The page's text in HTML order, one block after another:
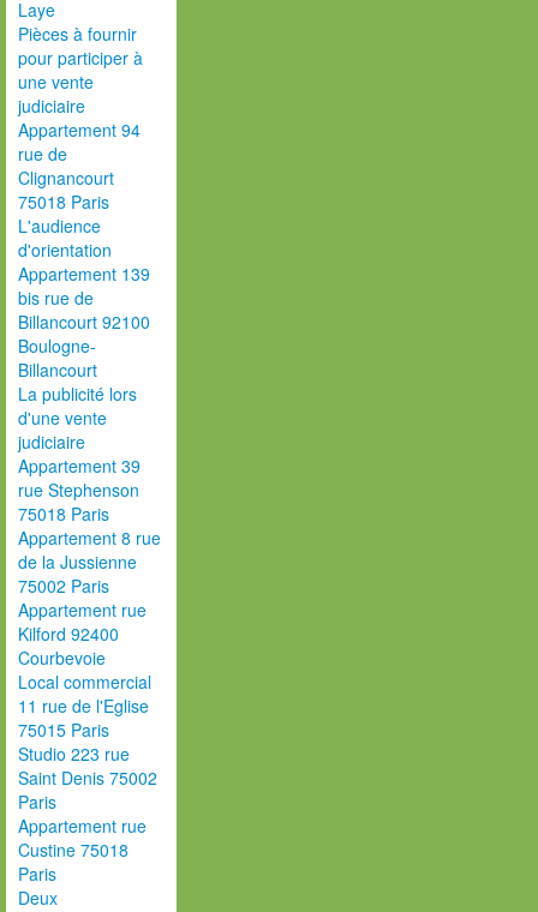
Laye
Pièces à fournir
pour participer à
une vente
judiciaire
Appartement 94
rue de
Clignancourt
75018 Paris
L'audience
d'orientation
Appartement 139
bis rue de
Billancourt 92100
Boulogne-
Billancourt
La publicité lors
d'une vente
judiciaire
Appartement 39
rue Stephenson
75018 Paris
Appartement 8 rue
de la Jussienne
75002 Paris
Appartement rue
Kilford 92400
Courbevoie
Local commercial
11 rue de l'Eglise
75015 Paris
Studio 223 rue
Saint Denis 75002
Paris
Appartement rue
Custine 75018
Paris
Deux